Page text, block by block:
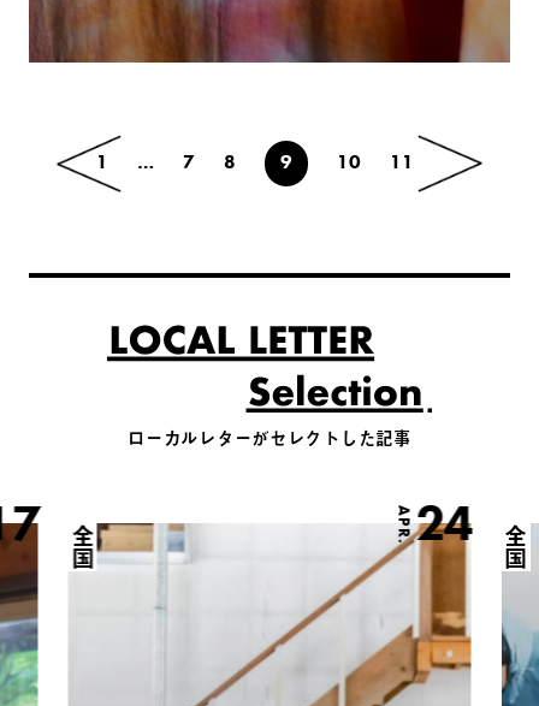
1 … 7 8 9 10 11
ローカルレターがセレクトした記事
APR.24
全国 全国